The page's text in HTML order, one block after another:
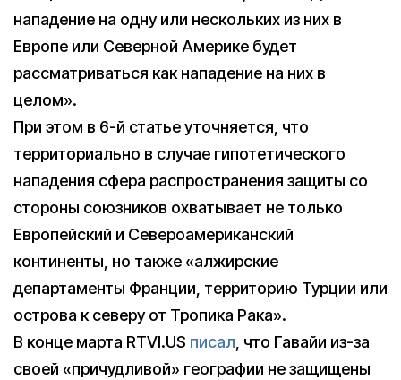
нападение на одну или нескольких из них в
Европе или Северной Америке будет
рассматриваться как нападение на них в
целом».
При этом в 6-й статье уточняется, что
территориально в случае гипотетического
нападения сфера распространения защиты со
стороны союзников охватывает не только
Европейский и Североамериканский
континенты, но также «алжирские
департаменты Франции, территорию Турции или
острова к северу от Тропика Рака».
В конце марта RTVI.US писал, что Гавайи из-за
своей «причудливой» географии не защищены